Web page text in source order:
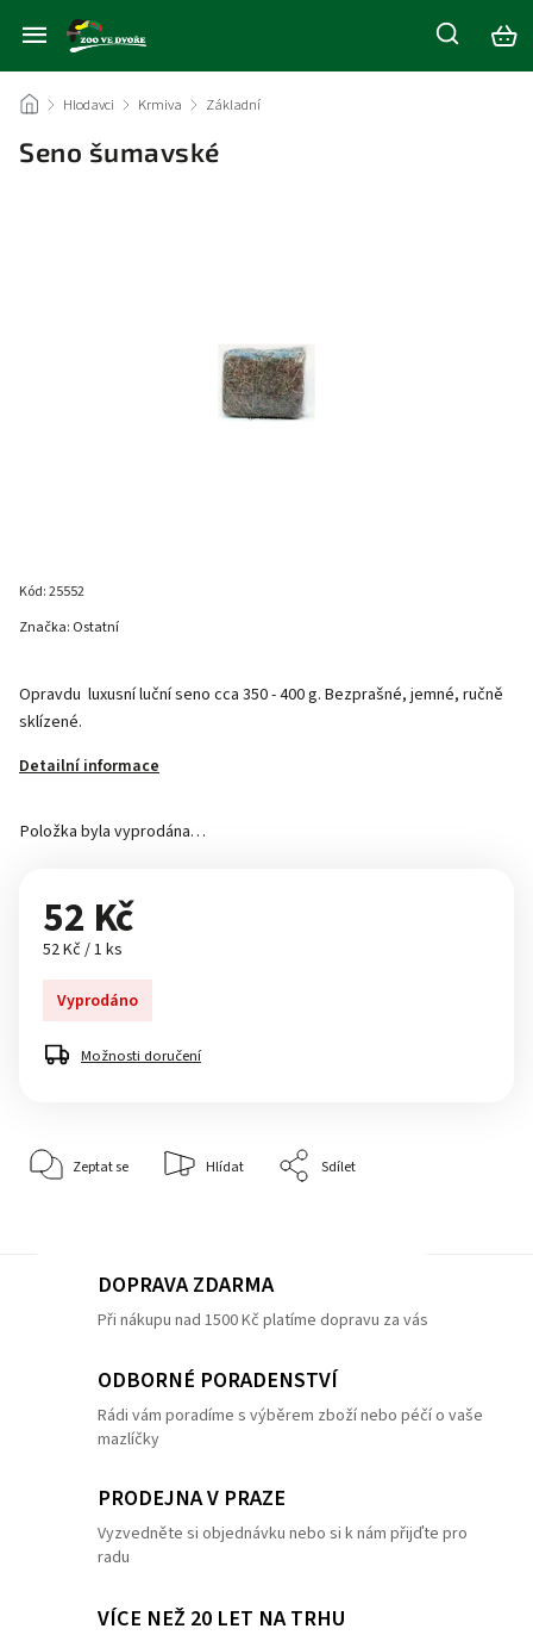
/ Hlodavci / Krmiva / Základní
Seno šumavské
Kód:25552
Opravdu luxusní luční seno cca 350 - 400 g. Bezprašné, jemné, ručně
sklízené.
Detailní informace
Značka: Ostatní
Položka byla vyprodána…
52 Kč
52 Kč / 1 ks
Vyprodáno
Možnosti doručení
Zeptat se Hlídat Sdílet
DOPRAVA ZDARMA
Při nákupu nad 1500 Kč platíme dopravu za vás
ODBORNÉ PORADENSTVÍ
Rádi vám poradíme s výběrem zboží nebo péčí o vaše
mazlíčky
PRODEJNA V PRAZE
Vyzvedněte si objednávku nebo si k nám přijďte pro
radu
VÍCE NEŽ 20 LET NA TRHU